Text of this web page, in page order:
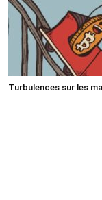
Turbulences sur les